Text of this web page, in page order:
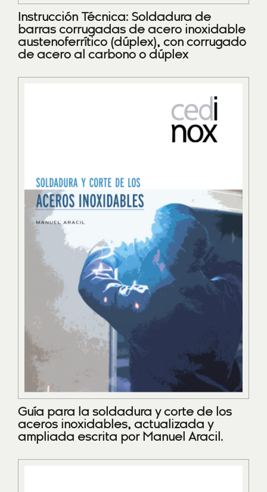
Instrucción Técnica: Soldadura de
barras corrugadas de acero inoxidable
austenoferrítico (dúplex), con corrugado
de acero al carbono o dúplex
Guía para la soldadura y corte de los
aceros inoxidables, actualizada y
ampliada escrita por Manuel Aracil.